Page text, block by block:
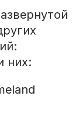
них: